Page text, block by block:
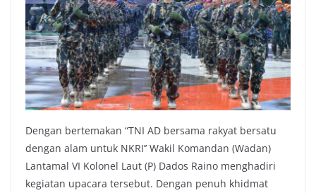
Dengan bertemakan “TNI AD bersama rakyat bersatu
dengan alam untuk NKRI’’ Wakil Komandan (Wadan)
Lantamal VI Kolonel Laut (P) Dados Raino menghadiri
kegiatan upacara tersebut. Dengan penuh khidmat